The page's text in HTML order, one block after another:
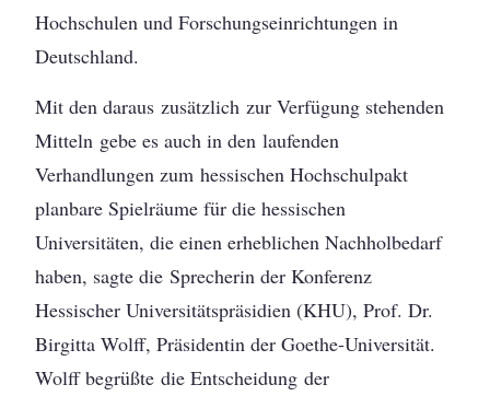
Hochschulen und Forschungseinrichtungen in
Deutschland.
Mit den daraus zusätzlich zur Verfügung stehenden
Mitteln gebe es auch in den laufenden
Verhandlungen zum hessischen Hochschulpakt
planbare Spielräume für die hessischen
Universitäten, die einen erheblichen Nachholbedarf
haben, sagte die Sprecherin der Konferenz
Hessischer Universitätspräsidien (KHU), Prof. Dr.
Birgitta Wolff, Präsidentin der Goethe-Universität.
Wolff begrüßte die Entscheidung der